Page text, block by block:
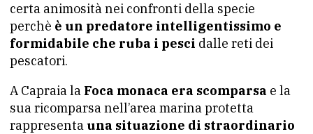
certa animosità nei confronti della specie
perchè è un predatore intelligentissimo e
formidabile che ruba i pesci dalle reti dei
pescatori.
A Capraia la Foca monaca era scomparsa e la
sua ricomparsa nell’area marina protetta
rappresenta una situazione di straordinario